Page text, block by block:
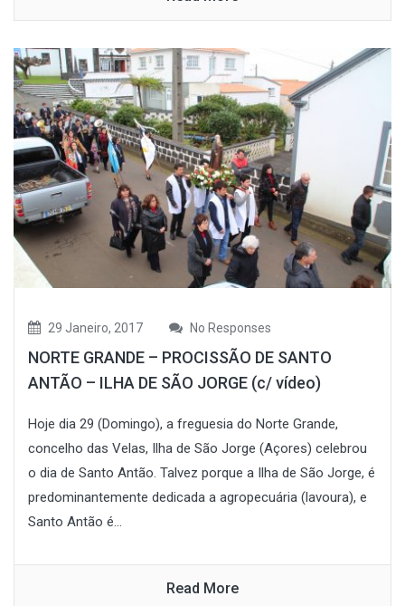
29 Janeiro, 2017 No Responses
NORTE GRANDE – PROCISSÃO DE SANTO
ANTÃO – ILHA DE SÃO JORGE (c/ vídeo)
Hoje dia 29 (Domingo), a freguesia do Norte Grande,
concelho das Velas, Ilha de São Jorge (Açores) celebrou
o dia de Santo Antão. Talvez porque a Ilha de São Jorge, é
predominantemente dedicada a agropecuária (lavoura), e
Santo Antão é...
Read More